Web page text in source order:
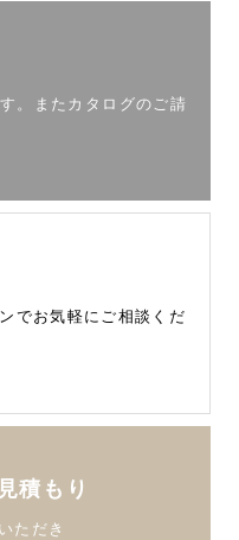
。
またカタログのご請
でお気軽にご相談くだ
積もり
ただき